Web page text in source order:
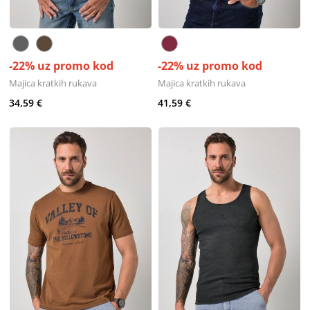
-22% uz promo kod
Majica kratkih rukava
34,59 €
-22% uz promo kod
Majica kratkih rukava
41,59 €